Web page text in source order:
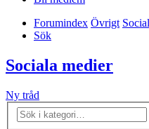
Forumindex Övrigt
Sök
Sociala medier
Ny tråd